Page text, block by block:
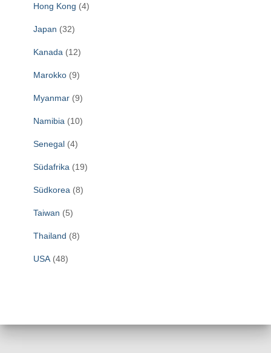
Hong Kong (4)
Japan (32)
Kanada (12)
Marokko (9)
Myanmar (9)
Namibia (10)
Senegal (4)
Südafrika (19)
Südkorea (8)
Taiwan (5)
Thailand (8)
USA(48)